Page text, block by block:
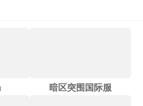
暗区突围国际服